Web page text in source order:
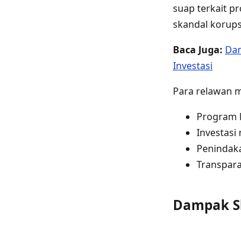
suap terkait
skandal
Baca Juga:
Investasi
Para relawan
Program
Investasi
Dampak